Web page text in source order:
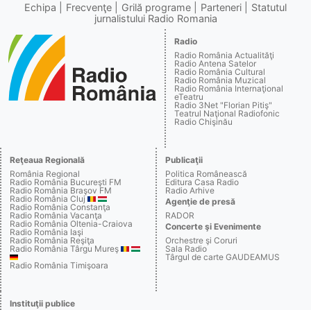
Echipa Frecvenţe Grilă programe Parteneri
Statutul
jurnalistului Radio Romania
Radio
Radio România Actualităţi
Radio Antena Satelor
Radio România Cultural
Radio România Muzical
Radio România Internaţional
eTeatru
Radio 3Net "Florian Pitiş"
Teatrul Naţional Radiofonic
Radio Chişinău
Reţeaua Regională
România Regional
Radio România Bucureşti FM
Radio România Braşov FM
Radio România Cluj
Radio România Constanţa
Radio România Vacanţa
Radio România Oltenia-Craiova
Radio România Iaşi
Radio România Reşiţa
Radio România Târgu Mureş
Radio România Timişoara
Publicaţii
Politica Românească
Editura Casa Radio
Radio Arhive
Agenţie de presă
RADOR
Concerte şi Evenimente
Orchestre şi Coruri
Sala Radio
Târgul de carte GAUDEAMUS
Instituţii publice